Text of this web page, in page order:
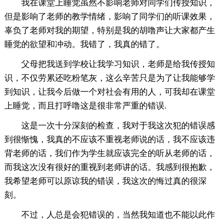
我在课堂上睡觉虽然不影响老师对同学们传授知识，
但是影响了老师的教学情绪，影响了同学们的听课效果，
辜负了老师对我的期望，特别是我的胡噜声让大家都产生
睡觉的欲望和冲动。我错了，我真的错了。
父母把我送到学校让我学习知识，老师是给我传授知
识，不仅劳累还吃粉笔灰，这么辛苦只是为了让我能够学
到知识，让我今后做一个对社会有用的人，可我却在课堂
上睡觉，而且打呼噜这是很非常严重的错误.
这是一次十分深刻的检查，我对于我这次犯的错误感
到很惭愧，我真的不应该不重视老师说的话，我不应该违
背老师的话，我们作为学生就应该完全的听从老师的话，
而我这次没有很好的重视到老师讲的话。我感到很抱歉，
我希望老师可以原谅我的错误，我这次的悔过真的很深
刻。
不过，人总是会犯错误的，当然我知道也不能以此作